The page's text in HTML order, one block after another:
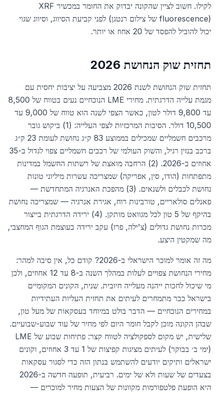
לקילו. חשוב לציין שהקונה יבדוק את החומר במכשיר XRF
(fluorescence של צילום רנטגן) לפני קביעת הסיווג, וסיווג שגוי
יכול להוביל להפסד של 20 אחוז או יותר.
תחזית שוק הנחושת 2026
תחזית שוק הנחושת לשנת 2026 מצביעה על יציבות יחסית עם
מגמת עלייה הדרגתית. מחירי LME הנוכחיים נעים בטווח של 8,500
עד 9,800 דולר לטון, כאשר הצפי לשנה הוא טווח של 9,000 עד
10,500 דולר. הסיבות המרכזיות לצפי העלייה: (1) ביקוש גובר
מרכבים חשמליים שמכילים בממוצע 83 ק״ג נחושת לעומת 23 ק״ג
ברכב בנזין רגיל, והשוק העולמי של רכבים חשמליים צפוי לגדול ב-35
אחוזים ב-2026. (2) הרחבה מואצת של רשתות החשמל במדינות
מתפתחות (הודו, סין, אפריקה) שמצריכה עשרות מיליוני טונות
נחושת לכבלים ולשנאים. (3) מהפכת האנרגיה המתחדשת —
פאנלים סולאריים, טורבינות רוח, אגירת אנרגיה — שמצריכה נחושת
בהיקף של 5 טון לכל מגוואט מותקן. (4) ירידה הדרגתית בייצור
מכרות נחושת גדולים (צ'ילה, פרו) עקב ירידה בעוצמת הגוף המחצבי,
מה שמקטין היצע.
מה זה אומר למוכר הישראלי ב-2026? קודם כל, אין סיבה למהר:
מחירי הנחושת צפויים לעלות במהלך השנה ב-8 עד 12 אחוזים, ולכן
מי שיכול לחכות ייהנה מעלייה חיובית. שנית, הקונים המקומיים
בישראל כבר מתמחרים לעיתים את תחזית העליות העתידיות
במחירים הנוכחיים — הדבר בולט במיוחד בעסקאות של מעל טון,
שבהן הקונה מוכן לקבל חומר היום לפי מחיר של עוד שבוע-שבועיים.
שלישית, יש מקום לספקולציה לטווח קצר: פתיחות שבוע של LME
(ימי ב׳ בבוקר) לעיתים מציגות קפיצות של 1 עד 3 אחוזים, וקונים
ישראלים ותיקים יודעים להשתמש בנתון הזה כדי לסגור עסקאות
בצעדים של שעות ולא של ימים. רביעית, תופעה חדשה ב-2026
היא הופעת פלטפורמות מקוונות של הצעות מחיר למוכרים —